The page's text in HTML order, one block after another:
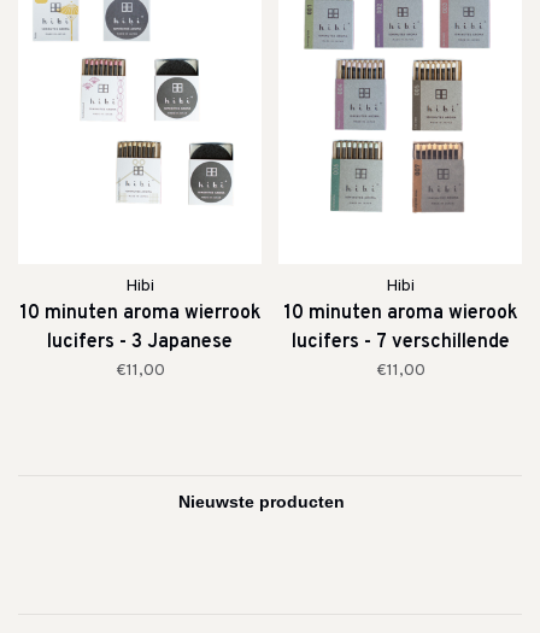
Hibi
10 minuten aroma wierrook
lucifers - 3 Japanese
geuren
€11,00
Hibi
10 minuten aroma wierook
lucifers - 7 verschillende
geuren
€11,00